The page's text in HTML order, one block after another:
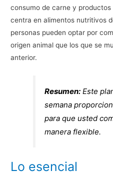
consumo de carne y
centra en alimentos nutritivos
personas pueden optar por
origen animal que los que se
anterior.
Resumen: Este
semana
para que usted
manera flexible.
Lo esencial